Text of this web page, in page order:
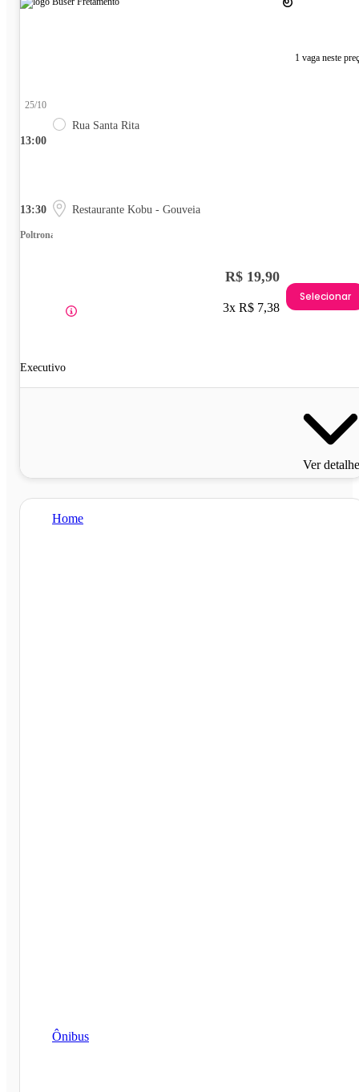
1 vaga neste
13:00
25/10
Rua Santa Rita
13:30 Restaurante Kobu - Gouveia
Poltrona
Executivo
R$ 19,90
3x R$ 7,38
Selecionar
Ver
Home
Ônibus